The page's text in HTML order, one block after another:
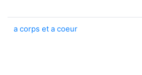
a corps et a coeur